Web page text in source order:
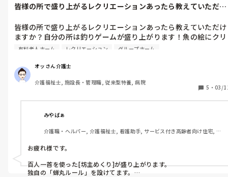
皆様の所で盛り上がるレクリエーションあったら教えていただけ
皆様の所で盛り上がるレクリエーションあったら教えていただけ
ますか？自分の所は釣りゲームが盛り上がります！魚の絵にクリ
ップ付けて裏に点数を書いて釣りざおに磁石で釣り上げて貰って
有料老人ホーム レクリエーション グループホーム
オッさん介護士
介護福祉士, 施設長・管理職, 従来型特養, 病院
5 ・ 03/
みやばぁ
介護職・ヘルパー, 介護福祉士, 看護助手, サービス付き高齢者向け住宅, デ
お疲れ様です。
百人一首を使った[坊主めくり]が盛り上がります。
独自の「蝉丸ルール」を設けてます。